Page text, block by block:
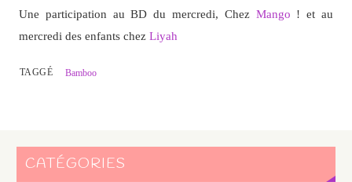
Une participation au BD du mercredi, Chez Mango ! et au
mercredi des enfants chez Liyah
TAGGÉ Bamboo
CATÉGORIES